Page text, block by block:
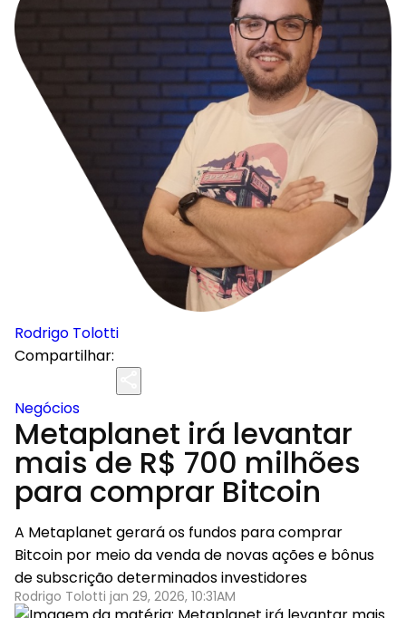
Rodrigo Tolotti
Compartilhar:
Negócios
Metaplanet irá levantar
mais de R$ 700 milhões
para comprar Bitcoin
A Metaplanet gerará os fundos para comprar
Bitcoin por meio da venda de novas ações e bônus
de subscrição determinados investidores
Rodrigo Tolotti jan 29, 2026, 10:31AM